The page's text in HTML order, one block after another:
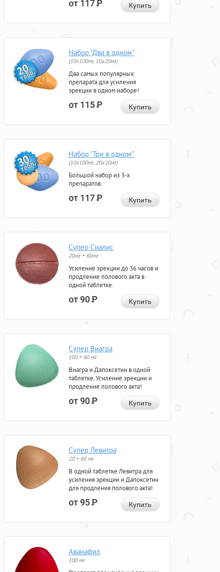
от 117Р Купить
Набор "Два в одном"
(10x100мг, 10x20мг)
Два самых популярных
препарата для усиления
эрекции в одном наборе!
от 115Р Купить
Набор "Три в одном"
(10x100мг, 20x20мг)
Большой набор из 3-х
препаратов.
от 117Р Купить
Супер Сиалис
20мг + 60мг
Усиление эрекции до 36 часов и
продление полового акта в
одной таблетке.
от 90Р Купить
Супер Виагра
100 + 60 мг
Виагра и Дапоксетин в одной
таблетке. Усиление эрекции и
продление полового акта!
от 90Р Купить
Супер Левитра
20 + 60 мг
В одной таблетке Левитра для
усиления эрекции и Дапоксетин
для продления полового акта!
от 95Р Купить
Аванафил
100 мг